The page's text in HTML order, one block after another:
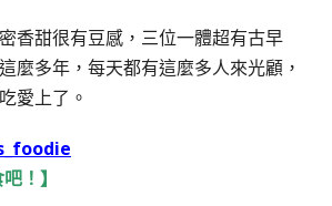
香甜很有豆感，三位一體超有古早
麼多年，每天都有這麼多人來光顧，
愛上了。
！】